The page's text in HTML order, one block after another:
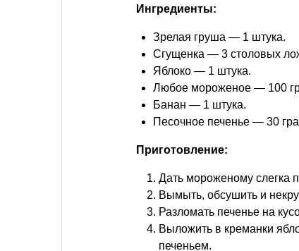
Ингредиенты:
Зрелая груша — 1 штука.
Сгущенка — 3 столовых
Яблоко — 1 штука.
Любое мороженое — 100
Банан — 1 штука.
Песочное печенье — 30
Приготовление:
Дать мороженому слегка
Вымыть, обсушить и
Разломать печенье на
Выложить в креманки
печеньем.